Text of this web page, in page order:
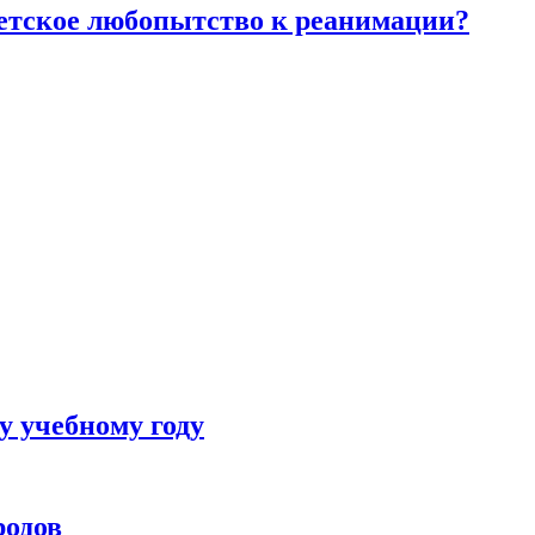
любопытство к реанимации?
учебному году